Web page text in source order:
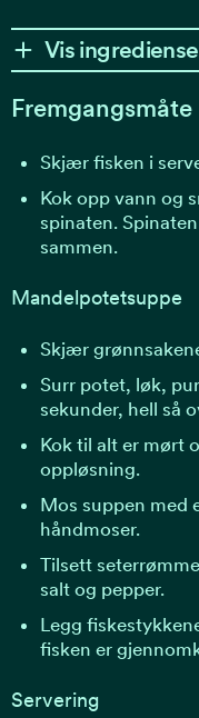
Vis
Fremgangsmåte
Skjær fisken i
Kok opp vann og
spinaten.
sammen.
Mandelpotetsuppe
Skjær
Surr potet, løk,
sekunder, hell så
Kok til alt er mørt
oppløsning.
Mos suppen med
håndmoser.
Tilsett
salt og pepper.
Legg
fisken er
Servering